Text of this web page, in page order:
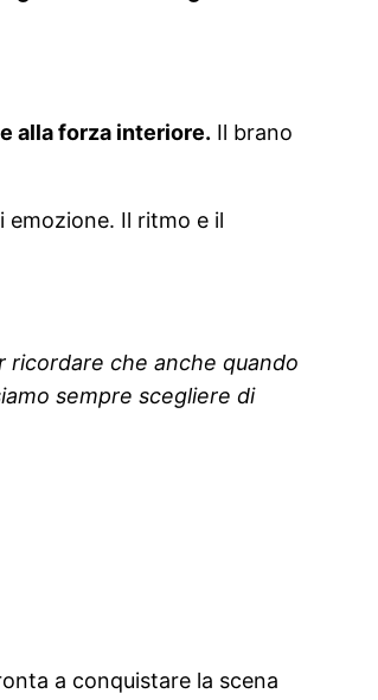
alla forza interiore. Il brano
Il ritmo e il
ricordare che anche quando
sempre scegliere di
a conquistare la scena